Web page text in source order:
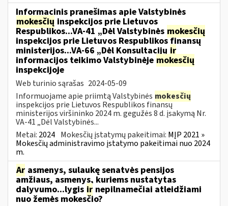
Informacinis pranešimas apie Valstybinės
mokesčių inspekcijos prie Lietuvos
Respublikos...VA-41 „Dėl Valstybinės mokesčių
inspekcijos prie Lietuvos Respublikos finansų
ministerijos...VA-66 „Dėl Konsultacijų ir
informacijos teikimo Valstybinėje mokesčių
inspekcijoje
Web turinio sąrašas 2024-05-09
Informuojame apie priimtą Valstybinės mokesčių
inspekcijos prie Lietuvos Respublikos finansų
ministerijos viršininko 2024 m. gegužės 8 d. įsakymą Nr.
VA-41 „Dėl Valstybinės...
Metai: 2024 Mokesčių įstatymų pakeitimai: MĮP 2021 »
Mokesčių administravimo įstatymo pakeitimai nuo 2024
m.
Ar asmenys, sulaukę senatvės pensijos
amžiaus, asmenys, kuriems nustatytas
dalyvumo...lygis ir nepilnamečiai atleidžiami
nuo žemės mokesčio?